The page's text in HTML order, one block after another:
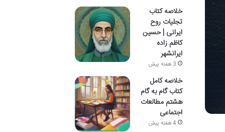
خلاصه کتاب
تجلیات روح
ایرانی | حسین
کاظم زاده
ایرانشهر
3 هفته پیش
خلاصه کامل
کتاب گام به گام
هشتم مطالعات
اجتماعی
4 هفته پیش